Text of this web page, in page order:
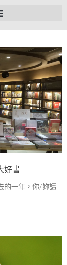
好書
的一年，你/妳讀